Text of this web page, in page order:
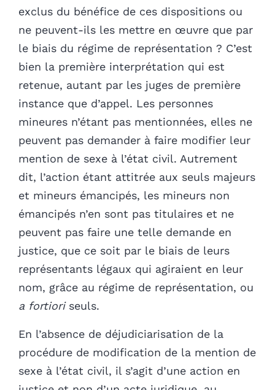
exclus du bénéfice de ces dispositions ou
ne peuvent-ils les mettre en œuvre que par
le biais du régime de représentation ? C’est
bien la première interprétation qui est
retenue, autant par les juges de première
instance que d’appel. Les personnes
mineures n’étant pas mentionnées, elles ne
peuvent pas demander à faire modifier leur
mention de sexe à l’état civil. Autrement
dit, l’action étant attitrée aux seuls majeurs
et mineurs émancipés, les mineurs non
émancipés n’en sont pas titulaires et ne
peuvent pas faire une telle demande en
justice, que ce soit par le biais de leurs
représentants légaux qui agiraient en leur
nom, grâce au régime de représentation, ou
a fortiori seuls.
En l’absence de déjudiciarisation de la
procédure de modification de la mention de
sexe à l’état civil, il s’agit d’une action en